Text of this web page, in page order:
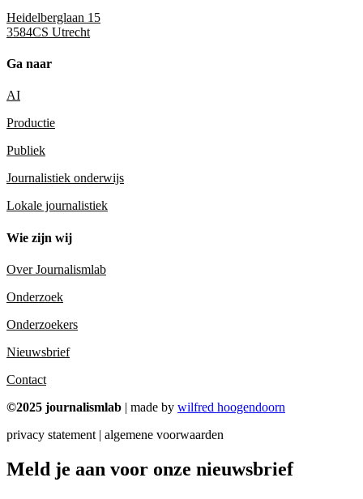
Heidelberglaan 15
3584CS Utrecht
Ga naar
AI
Productie
Publiek
Journalistiek onderwijs
Lokale journalistiek
Wie zijn wij
Over Journalismlab
Onderzoek
Onderzoekers
Nieuwsbrief
Contact
©2025 journalismlab | made by wilfred hoogendoorn
privacy statement | algemene voorwaarden
Meld je aan voor onze nieuwsbrief